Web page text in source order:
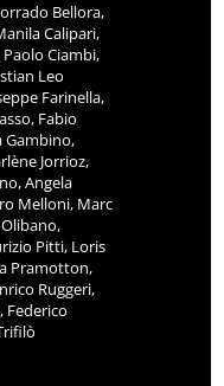
Bellora,
Calipari,
Ciambi,
Leo
Farinella,
Fabio
Gambino,
Jorrioz,
Angela
Melloni, Marc
Pitti, Loris
Pramotton,
Ruggeri,
Federico